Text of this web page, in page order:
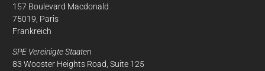
157 Boulevard Macdonald
75019, Paris
Frankreich
SPE Vereinigte Staaten
83 Wooster Heights Road, Suite 125